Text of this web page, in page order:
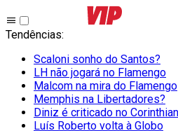
Tendências:
Scaloni sonho do Santos?
LH não jogará no Flamengo
Malcom na mira do Flamengo
Memphis na Libertadores?
Diniz é criticado no
Luís Roberto volta à Globo